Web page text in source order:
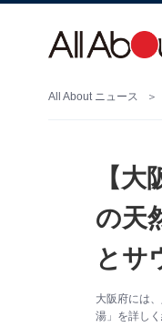
All About ニュース
【
の天
とサ
大阪府には
湯」を詳し